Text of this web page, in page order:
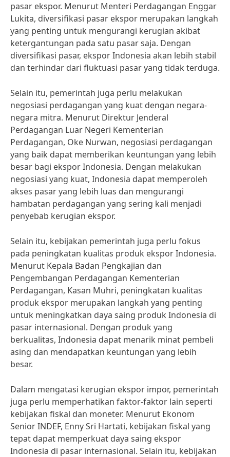
pasar ekspor. Menurut Menteri Perdagangan Enggar
Lukita, diversifikasi pasar ekspor merupakan langkah
yang penting untuk mengurangi kerugian akibat
ketergantungan pada satu pasar saja. Dengan
diversifikasi pasar, ekspor Indonesia akan lebih stabil
dan terhindar dari fluktuasi pasar yang tidak terduga.
Selain itu, pemerintah juga perlu melakukan
negosiasi perdagangan yang kuat dengan negara-
negara mitra. Menurut Direktur Jenderal
Perdagangan Luar Negeri Kementerian
Perdagangan, Oke Nurwan, negosiasi perdagangan
yang baik dapat memberikan keuntungan yang lebih
besar bagi ekspor Indonesia. Dengan melakukan
negosiasi yang kuat, Indonesia dapat memperoleh
akses pasar yang lebih luas dan mengurangi
hambatan perdagangan yang sering kali menjadi
penyebab kerugian ekspor.
Selain itu, kebijakan pemerintah juga perlu fokus
pada peningkatan kualitas produk ekspor Indonesia.
Menurut Kepala Badan Pengkajian dan
Pengembangan Perdagangan Kementerian
Perdagangan, Kasan Muhri, peningkatan kualitas
produk ekspor merupakan langkah yang penting
untuk meningkatkan daya saing produk Indonesia di
pasar internasional. Dengan produk yang
berkualitas, Indonesia dapat menarik minat pembeli
asing dan mendapatkan keuntungan yang lebih
besar.
Dalam mengatasi kerugian ekspor impor, pemerintah
juga perlu memperhatikan faktor-faktor lain seperti
kebijakan fiskal dan moneter. Menurut Ekonom
Senior INDEF, Enny Sri Hartati, kebijakan fiskal yang
tepat dapat memperkuat daya saing ekspor
Indonesia di pasar internasional. Selain itu, kebijakan